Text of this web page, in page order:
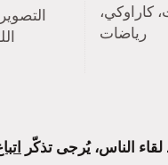
كاراوكي،
رياضات
لقاء الناس، يُرجى تذكّر